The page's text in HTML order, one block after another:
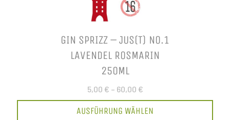
GIN SPRIZZ – JUS(T) NO.1
LAVENDEL ROSMARIN
250ML
5,00 € – 60,00 €
AUSFÜHRUNG WÄHLEN